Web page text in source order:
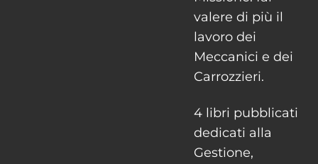
valere di più il
lavoro dei
Meccanici e dei
Carrozzieri.
4 libri pubblicati
dedicati alla
Gestione,